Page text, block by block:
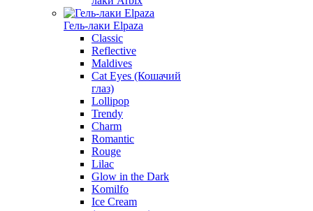
Гель-лаки Elpaza
Classic
Reflective
Maldives
Cat Eyes (Кошачий
глаз)
Lollipop
Trendy
Charm
Romantic
Rouge
Lilac
Glow in the Dark
Komilfo
Ice Cream